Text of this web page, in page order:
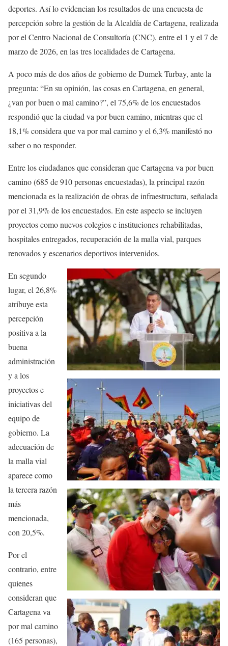
deportes. Así lo evidencian los resultados de una encuesta de
percepción sobre la gestión de la Alcaldía de Cartagena, realizada
por el Centro Nacional de Consultoría (CNC), entre el 1 y el 7 de
marzo de 2026, en las tres localidades de Cartagena.
A poco más de dos años de gobierno de Dumek Turbay, ante la
pregunta: “En su opinión, las cosas en Cartagena, en general,
¿van por buen o mal camino?”, el 75,6% de los encuestados
respondió que la ciudad va por buen camino, mientras que el
18,1% considera que va por mal camino y el 6,3% manifestó no
saber o no responder.
Entre los ciudadanos que consideran que Cartagena va por buen
camino (685 de 910 personas encuestadas), la principal razón
mencionada es la realización de obras de infraestructura, señalada
por el 31,9% de los encuestados. En este aspecto se incluyen
proyectos como nuevos colegios e instituciones rehabilitadas,
hospitales entregados, recuperación de la malla vial, parques
renovados y escenarios deportivos intervenidos.
En segundo
lugar, el 26,8%
atribuye esta
percepción
positiva a la
buena
administración
y a los
proyectos e
iniciativas del
equipo de
gobierno. La
adecuación de
la malla vial
aparece como
la tercera razón
más
mencionada,
con 20,5%.
Por el
contrario, entre
quienes
consideran que
Cartagena va
por mal camino
(165 personas),